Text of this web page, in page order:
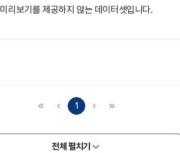
미리보기를 제공하지 않는 데이터셋입니다.
1
전체 펼치기